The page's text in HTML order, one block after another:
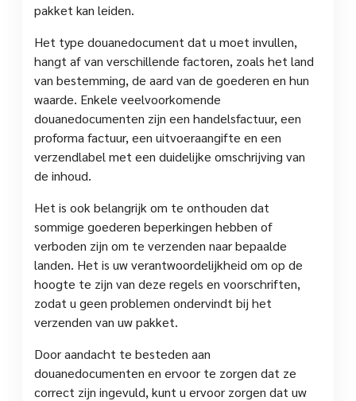
pakket kan leiden.
Het type douanedocument dat u moet invullen,
hangt af van verschillende factoren, zoals het land
van bestemming, de aard van de goederen en hun
waarde. Enkele veelvoorkomende
douanedocumenten zijn een handelsfactuur, een
proforma factuur, een uitvoeraangifte en een
verzendlabel met een duidelijke omschrijving van
de inhoud.
Het is ook belangrijk om te onthouden dat
sommige goederen beperkingen hebben of
verboden zijn om te verzenden naar bepaalde
landen. Het is uw verantwoordelijkheid om op de
hoogte te zijn van deze regels en voorschriften,
zodat u geen problemen ondervindt bij het
verzenden van uw pakket.
Door aandacht te besteden aan
douanedocumenten en ervoor te zorgen dat ze
correct zijn ingevuld, kunt u ervoor zorgen dat uw